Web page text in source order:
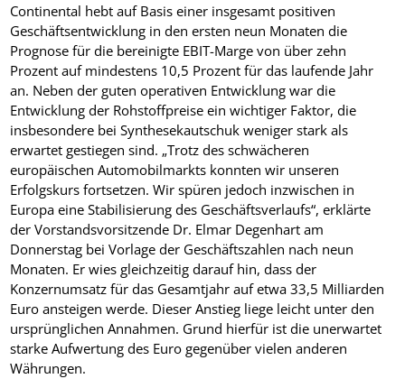
Continental hebt auf Basis einer insgesamt positiven
Geschäftsentwicklung in den ersten neun Monaten die
Prognose für die bereinigte EBIT-Marge von über zehn
Prozent auf mindestens 10,5 Prozent für das laufende Jahr
an. Neben der guten operativen Entwicklung war die
Entwicklung der Rohstoffpreise ein wichtiger Faktor, die
insbesondere bei Synthesekautschuk weniger stark als
erwartet gestiegen sind. „Trotz des schwächeren
europäischen Automobilmarkts konnten wir unseren
Erfolgskurs fortsetzen. Wir spüren jedoch inzwischen in
Europa eine Stabilisierung des Geschäftsverlaufs“, erklärte
der Vorstandsvorsitzende Dr. Elmar Degenhart am
Donnerstag bei Vorlage der Geschäftszahlen nach neun
Monaten. Er wies gleichzeitig darauf hin, dass der
Konzernumsatz für das Gesamtjahr auf etwa 33,5 Milliarden
Euro ansteigen werde. Dieser Anstieg liege leicht unter den
ursprünglichen Annahmen. Grund hierfür ist die unerwartet
starke Aufwertung des Euro gegenüber vielen anderen
Währungen.